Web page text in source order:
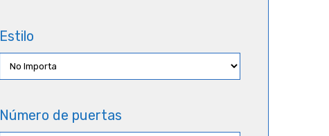
Estilo
Número de puertas